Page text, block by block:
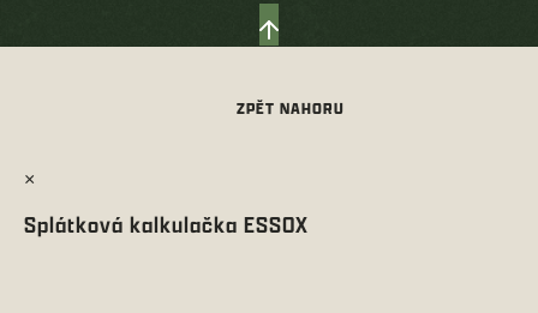
×
Splátková kalkulačka ESSOX